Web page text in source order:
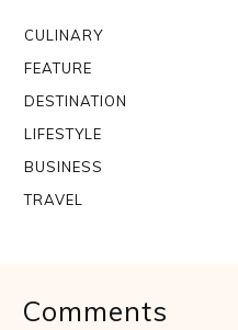
CULINARY
FEATURE
DESTINATION
LIFESTYLE
BUSINESS
TRAVEL
Comments